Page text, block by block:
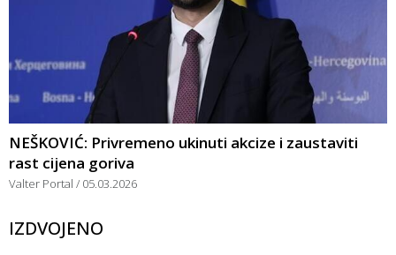
NEŠKOVIĆ: Privremeno ukinuti akcize i zaustaviti
rast cijena goriva
Valter Portal 05.03.2026
IZDVOJENO